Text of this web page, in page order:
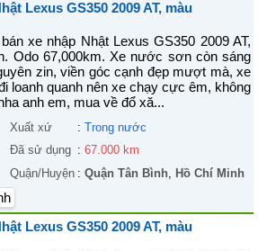
Lexus GS350 2009 AT, màu
xe nhập Nhật Lexus GS350 2009 AT,
Odo 67,000km. Xe nước sơn còn sáng
zin, viền góc cạnh đẹp mượt mà, xe
loanh quanh nên xe chạy cực êm, không
anh em, mua về đổ xă...
Xuất xứ : Trong nước
Đã sử dụng : 67.000 km
Quận/Huyện : Quận Tân Bình, Hồ Chí Minh
Lexus GS350 2009 AT, màu